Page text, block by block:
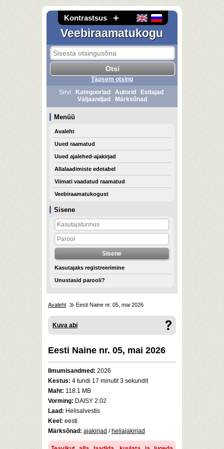
Kontrastsus
Veebiraamatukogu
Sisene
Kasutajaks registreerimine
Unustasid parooli?
Täpsem otsing
Sirvi:
Kategooriad Autorid
Esitajad
Väljaandjad
Märksõnad
Menüü
Avaleht
Uued raamatud
Uued ajalehed-ajakirjad
Allalaadimiste edetabel
Viimati vaadatud raamatud
Veebiraamatukogust
Avaleht Eesti Naine nr. 05, mai 2026
Kuva abi
Eesti Naine nr. 05, mai 2026
Ilmumisandmed: 2026
Kestus: 4 tundi 17 minutit 3 sekundit
Maht: 118.1 MB
Vorming: DAISY 2.02
Laad: Helisalvestis
Keel: eesti
Märksõnad: ajakirjad / heliajakirjad